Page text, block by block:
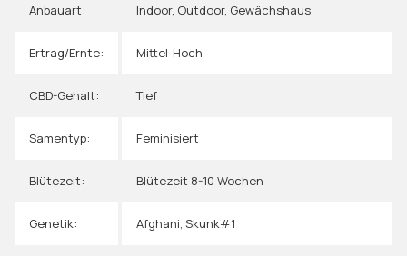
Anbauart: Indoor, Outdoor, Gewächshaus
Ertrag/Ernte: Mittel-Hoch
CBD-Gehalt: Tief
Samentyp: Feminisiert
Blütezeit: Blütezeit 8-10 Wochen
Genetik: Afghani, Skunk#1